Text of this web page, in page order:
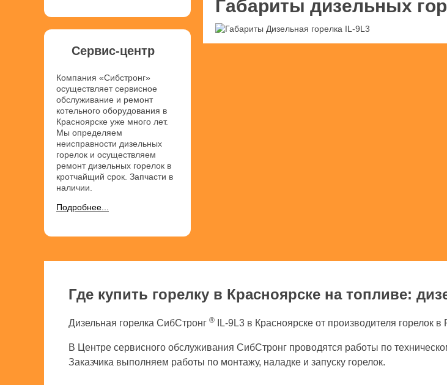
Габариты дизельных
Сервис-центр
Компания «Сибстронг»
осуществляет сервисное
обслуживание и ремонт
котельного оборудования в
Красноярске уже много лет.
Мы определяем
неисправности дизельных
горелок и осуществляем
ремонт дизельных горелок в
кротчайщий срок. Запчасти в
наличии.
Подробнее...
Где купить горелку в Красноярске на топливе:
Дизельная горелка СибСтронг ® IL-9L3 в Красноярске от производителя горелок в
В Центре сервисного обслуживания СибСтронг проводятся работы по
Заказчика выполняем работы по монтажу, наладке и запуску горелок.